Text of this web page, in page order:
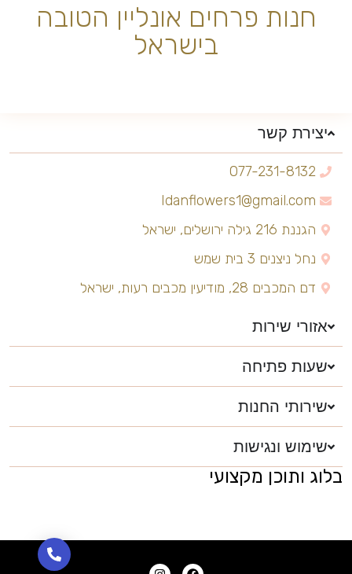
חנות פרחים אונליין הטובה
בישראל
יצירת קשר
077-231-8132
Idanflowers1@gmail.com
הגננת 216 גילה ירושלים, ישראל
נחל ניצנים 3 בית שמש
דם המכבים 28, מודיעין מכבים רעות, ישראל
אזורי שירות
שעות פתיחה
שירותי החנות
שימוש ונגישות
בלוג ותוכן מקצועי